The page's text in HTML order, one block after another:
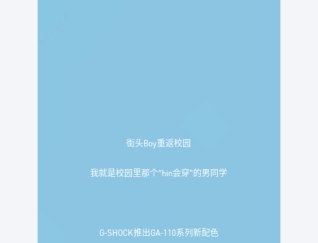
街头Boy重返校园
我就是校园里那个“hin会穿”的男同学
G-SHOCK推出GA-110系列新配色